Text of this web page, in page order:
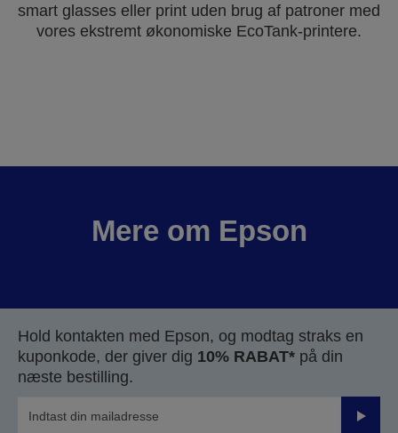
smart glasses eller print uden brug af patroner med
vores ekstremt økonomiske EcoTank-printere.
Mere om Epson
Hold kontakten med Epson, og modtag straks en
kuponkode, der giver dig 10% RABAT* på din
næste bestilling.
Send